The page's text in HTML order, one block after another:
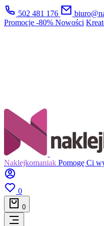
502 481 176
Promocje -80% Nowości
Naklejkomaniak Pomogę Ci
0
0